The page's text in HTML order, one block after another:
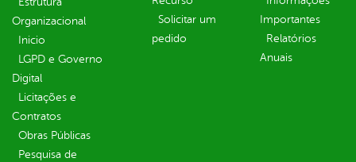
Organizacional
Inicio
LGPD e Governo
Digital
Licitações e
Contratos
Obras Públicas
Pesquisa de
Solicitar um
pedido
Importantes
Relatórios
Anuais